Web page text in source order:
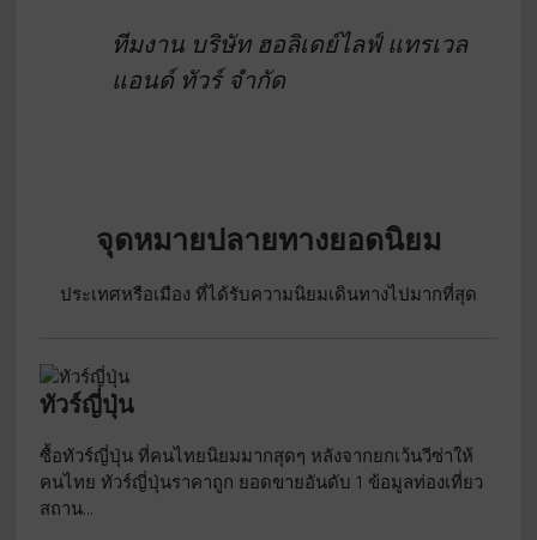
ทีมงาน บริษัท ฮอลิเดย์ไลฟ์ แทรเวล
แอนด์ ทัวร์ จำกัด
จุดหมายปลายทางยอดนิยม
ประเทศหรือเมือง ที่ได้รับความนิยมเดินทางไปมากที่สุด
ทัวร์ญี่ปุ่น
ซื้อทัวร์ญี่ปุ่น ที่คนไทยนิยมมากสุดๆ หลังจากยกเว้นวีซ่าให้
คนไทย ทัวร์ญี่ปุ่นราคาถูก ยอดขายอันดับ 1 ข้อมูลท่องเที่ยว
สถาน…